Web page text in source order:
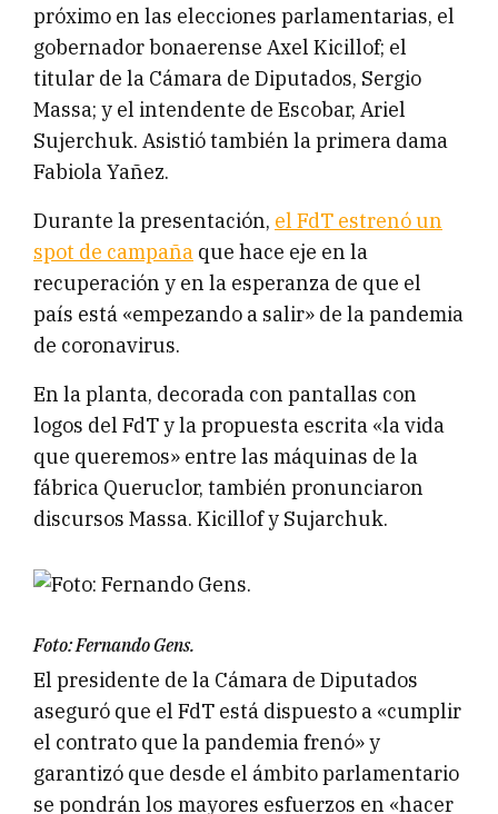
próximo en las elecciones parlamentarias, el
gobernador bonaerense Axel Kicillof; el
titular de la Cámara de Diputados, Sergio
Massa; y el intendente de Escobar, Ariel
Sujerchuk. Asistió también la primera dama
Fabiola Yañez.
Durante la presentación, el FdT estrenó un
spot de campaña que hace eje en la
recuperación y en la esperanza de que el
país está «empezando a salir» de la pandemia
de coronavirus.
En la planta, decorada con pantallas con
logos del FdT y la propuesta escrita «la vida
que queremos» entre las máquinas de la
fábrica Queruclor, también pronunciaron
discursos Massa. Kicillof y Sujarchuk.
Foto: Fernando Gens.
El presidente de la Cámara de Diputados
aseguró que el FdT está dispuesto a «cumplir
el contrato que la pandemia frenó» y
garantizó que desde el ámbito parlamentario
se pondrán los mayores esfuerzos en «hacer